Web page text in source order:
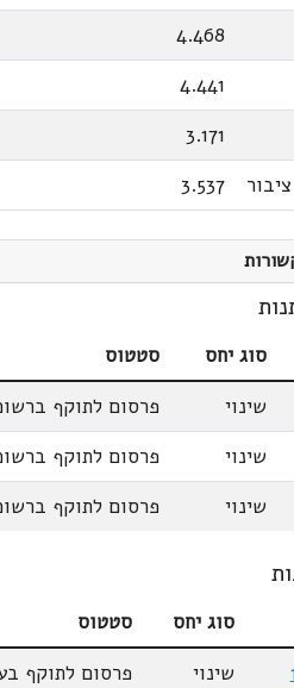
4.468
4.441
3.171
3.537
סוג יחס
סטטוס
שינוי
פרסום לתוקף ברשומות
שינוי
פרסום לתוקף ברשומות
שינוי פרסום לתוקף ברשומות
סוג יחס
סטטוס
שינוי פרסום לתוקף